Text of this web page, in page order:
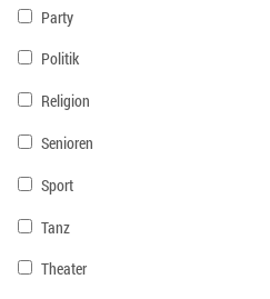
Party
Politik
Religion
Senioren
Sport
Tanz
Theater